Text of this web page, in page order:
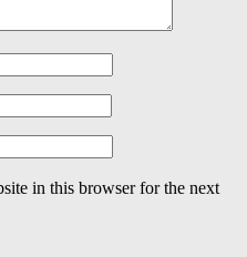
in this browser for the next